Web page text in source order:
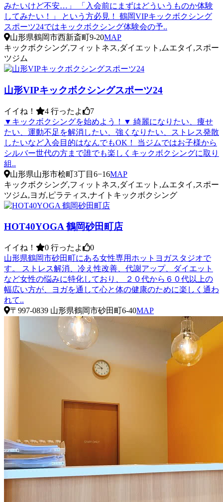
みたいけど不安…」 「入会前にまずはどういうものか体験
してみたい！」 という方必見！ 鶴岡VIPキックボクシング
スポーツ24ではキックボクシング体験会の予..
山形県鶴岡市西新斎町9-20MAP
キックボクシング,フィットネス,ダイエット,ムエタイ,スポー
ツジム
山形VIPキックボクシングスポーツ24
イイね！ 4 行ったよ
7
▼キックボクシングを始めよう！▼ 綺麗になりたい、痩せ
たい、運動不足を解消したい、強くなりたい、ストレス発散
したいなど入会目的はなんでもOK！ 当ジムではお子様から
シルバー世代の方まで誰でも楽しくキックボクシングに取り
組..
山形県山形市桧町3丁目6−16MAP
キックボクシング,フィットネス,ダイエット,ムエタイ,スポー
ツジム,ヨガ,ピラティス,ナイトキックボクシング
HOT40YOGA 鶴岡砂田町店
イイね！ 0 行ったよ
0
山形県鶴岡市砂田町にある女性専用ホットヨガスタジオで
す。 ストレス解消、冷え性改善、代謝アップ、ダイエット
など女性の悩みに特化しており、 ２０代から６０代以上の
幅広い方が、ヨガを通して心と体の健康のために楽しく通わ
れて..
〒997-0839 山形県鶴岡市砂田町6-40MAP